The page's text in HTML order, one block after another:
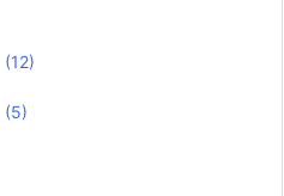
(12)
(5)